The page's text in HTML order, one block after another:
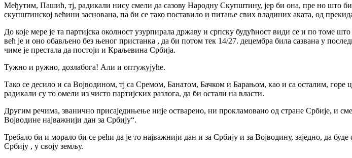
Међутим, Пашић, тј, радикали нису смели да сазову Народну Скупштину, јер би она, пре но што
скупштинској већини заснована, па би се тако поставило и питање свих владиних аката, од
До које мере је та партијска околност узурпирала државу и српску будућност види се и по томе
већ је и оно обављено без њеног пристанка , да би потом тек 14/27. децембра била сазвана у
чиме је престала да постоји и Краљевина Србија.
Тужно и ружно, дозлабога! Али и оптужујуће.
Тако се десило и са Војводином, тј са Сремом, Банатом, Бачком и Барањом, као и са осталим,
радикали су то омели из чисто партијских разлога, да би остали на власти.
Другим речима, званично присаједињење није остварено, ни прокламовано од стране Србије, и
Војводине најважнији дан за Србију“.
Требало би и морало би се рећи да је то најважнији дан и за Србију и за Војводину, заједно, да
Србију , у своју земљу.